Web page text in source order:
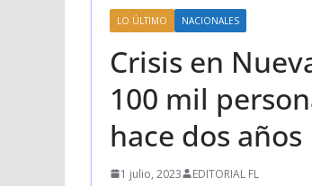
LO ÚLTIMO NACIONALES
Crisis en
100 mil
hace dos años
1 julio, 2023 EDITORIAL FL